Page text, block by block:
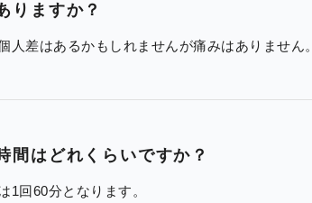
りますか？
人差はあるかもしれませんが痛みはありません。
間はどれくらいですか？
1回60分となります。